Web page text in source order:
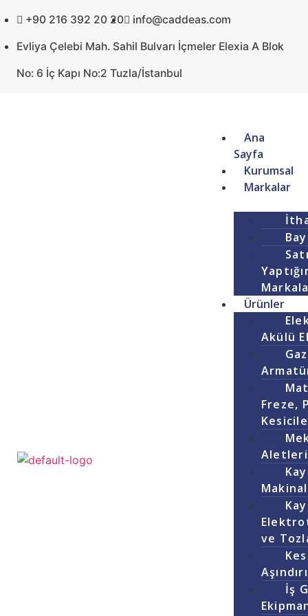
+90 216 392 20 20 info@caddeas.com
Evliya Çelebi Mah. Sahil Bulvarı İçmeler Elexia A Blok
No: 6 İç Kapı No:2 Tuzla/İstanbul
Ana
Sayfa
Kurumsal
Markalar
Ürünler
Akülü
Gaz
Freze,
Aletleri
ve
İş